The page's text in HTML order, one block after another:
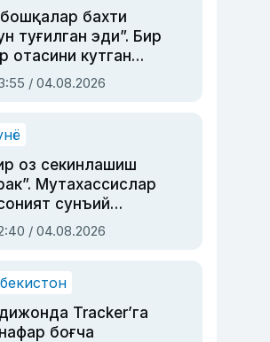
бахти
туғилган эди”. Бир
отасини кутган
ва дубльяж
Римма
тўла ҳаёти
/ 04.08.2026
оз секинлашиш
Мутахассислар
сунъий
бошқара
қолишидан
/ 04.08.2026
Tracker’га
боғча